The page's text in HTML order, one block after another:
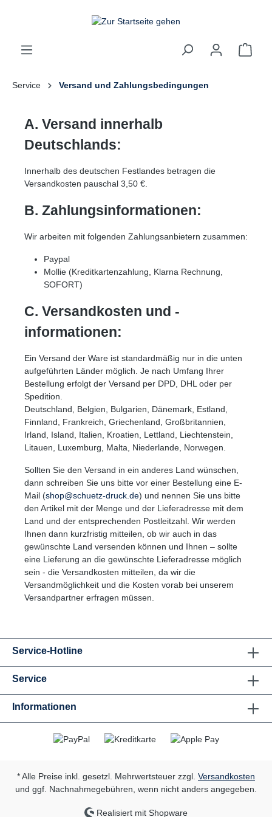
Service Versand und Zahlungsbedingungen
A. Versand innerhalb
Deutschlands:
Innerhalb des deutschen Festlandes betragen die
Versandkosten pauschal 3,50 €.
B. Zahlungsinformationen:
Wir arbeiten mit folgenden Zahlungsanbietern zusammen:
Paypal
Mollie (Kreditkartenzahlung, Klarna Rechnung,
SOFORT)
C. Versandkosten und -
informationen:
Ein Versand der Ware ist standardmäßig nur in die unten
aufgeführten Länder möglich. Je nach Umfang Ihrer
Bestellung erfolgt der Versand per DPD, DHL oder per
Spedition.
Deutschland, Belgien, Bulgarien, Dänemark, Estland,
Finnland, Frankreich, Griechenland, Großbritannien,
Irland, Island, Italien, Kroatien, Lettland, Liechtenstein,
Litauen, Luxemburg, Malta, Niederlande, Norwegen.
Sollten Sie den Versand in ein anderes Land wünschen,
dann schreiben Sie uns bitte vor einer Bestellung eine E-
Mail (shop@schuetz-druck.de) und nennen Sie uns bitte
den Artikel mit der Menge und der Lieferadresse mit dem
Land und der entsprechenden Postleitzahl. Wir werden
Ihnen dann kurzfristig mitteilen, ob wir auch in das
gewünschte Land versenden können und Ihnen – sollte
eine Lieferung an die gewünschte Lieferadresse möglich
sein - die Versandkosten mitteilen, da wir die
Versandmöglichkeit und die Kosten vorab bei unserem
Versandpartner erfragen müssen.
Service-Hotline
Service
Informationen
* Alle Preise inkl. gesetzl. Mehrwertsteuer zzgl. Versandkosten
und ggf. Nachnahmegebühren, wenn nicht anders angegeben.
Realisiert mit Shopware